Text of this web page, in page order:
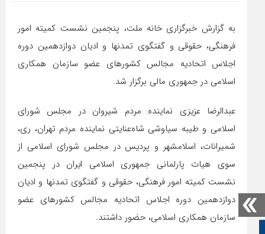
به گزارش خبرگزاری خانه ملت، پنجمین نشست کمیته امور
فرهنگی، حقوقی و گفتگوی تمدنها و ادیان دوازدهمین دوره
اجلاس اتحادیه مجالس کشورهای عضو سازمان همکاری
اسلامی در جمهوری مالی برگزار شد.
عبدالرضا عزیزی نماینده مردم شیروان در مجلس شورای
اسلامی و طیبه سیاوشی شاه‌عنایتی نماینده مردم تهران، ری،
شمیرانات، اسلامشهر و پردیس در مجلس شورای اسلامی از
سوی هیات پارلمانی جمهوری اسلامی ایران در پنجمین
نشست کمیته امور فرهنگی، حقوقی و گفتگوی تمدنها و ادیان
دوازدهمین دوره اجلاس اتحادیه مجالس کشورهای عضو
سازمان همکاری اسلامی، حضور داشتند.